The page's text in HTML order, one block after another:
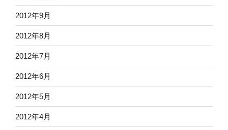
2012年9月
2012年8月
2012年7月
2012年6月
2012年5月
2012年4月